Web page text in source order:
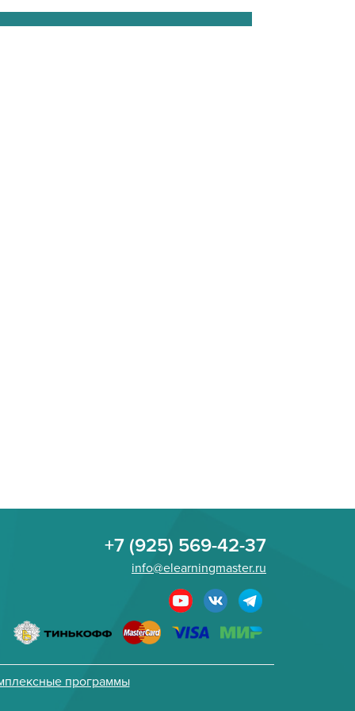
+7 (925) 569-42-37
info@elearningmaster.ru
программы